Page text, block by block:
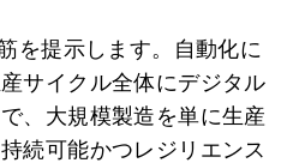
を提示します。自動化に
サイクル全体にデジタル
、大規模製造を単に生産
続可能かつレジリエンス